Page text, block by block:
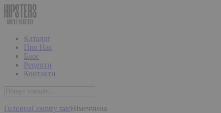
Каталог
Про Нас
Блог
Рецепти
Контакти
ГоловнаCountry rateНімеччина